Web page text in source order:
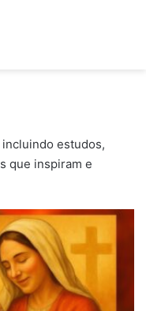
estudos,
que inspiram e